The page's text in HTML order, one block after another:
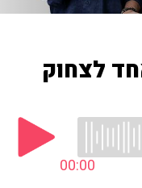
לצחוק
00:00